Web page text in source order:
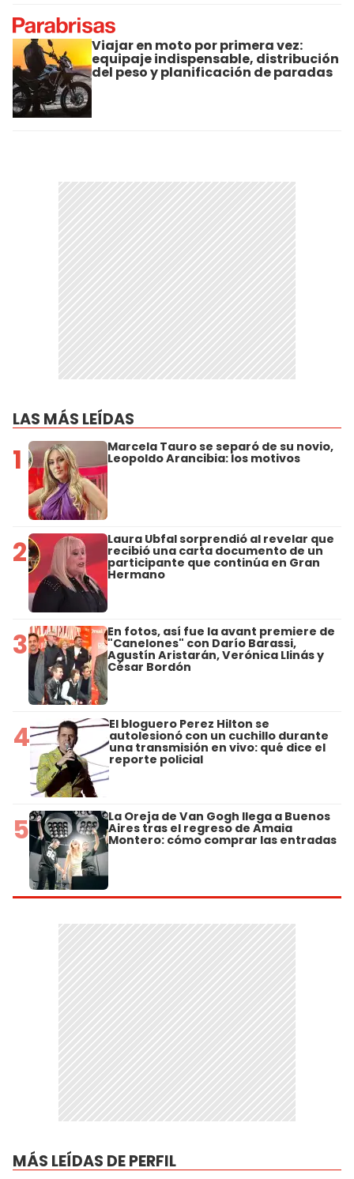
Viajar en moto por primera vez:
equipaje indispensable, distribución
del peso y planificación de paradas
LAS MÁS LEÍDAS
1 Marcela Tauro se separó de su novio,
Leopoldo Arancibia: los motivos
2 Laura Ubfal sorprendió al revelar que
recibió una carta documento de un
participante que continúa en Gran
Hermano
3 En fotos, así fue la avant premiere de
"Canelones" con Darío Barassi,
Agustín Aristarán, Verónica Llinás y
César Bordón
4 El bloguero Perez Hilton se
autolesionó con un cuchillo durante
una transmisión en vivo: qué dice el
reporte policial
5 La Oreja de Van Gogh llega a Buenos
Aires tras el regreso de Amaia
Montero: cómo comprar las entradas
MÁS LEÍDAS DE PERFIL